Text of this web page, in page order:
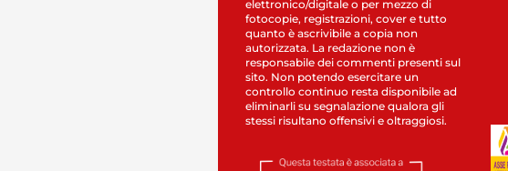
elettronico/digitale o per mezzo di
fotocopie, registrazioni, cover e tutto
quanto è ascrivibile a copia non
autorizzata. La redazione non è
responsabile dei commenti presenti sul
sito. Non potendo esercitare un
controllo continuo resta disponibile ad
eliminarli su segnalazione qualora gli
stessi risultano offensivi e oltraggiosi.